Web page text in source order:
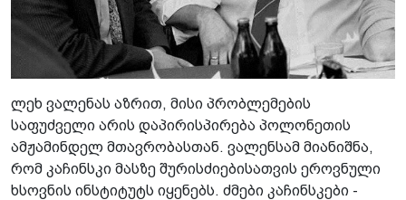
ლეხ ვალენას აზრით, მისი პრობლემების
საფუძველი არის დაპირისპირება პოლონეთის
ამჟამინდელ მთავრობასთან. ვალენსამ მიანიშნა,
რომ კაჩინსკი მასზე შურისძიებისათვის ეროვნული
ხსოვნის ინსტიტუტს იყენებს. ძმები კაჩინსკები -